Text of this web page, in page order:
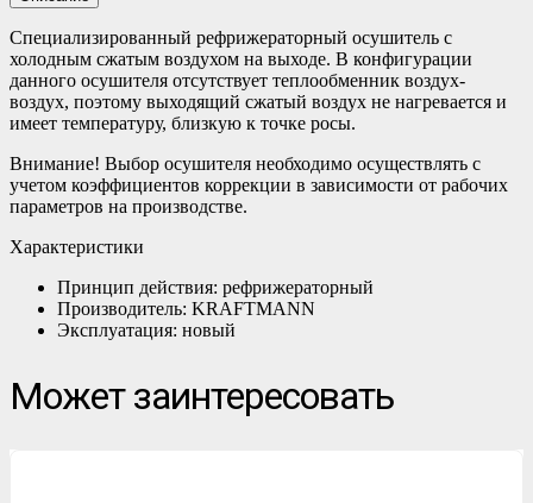
Специализированный рефрижераторный осушитель с
холодным сжатым воздухом на выходе. В конфигурации
данного осушителя отсутствует теплообменник воздух-
воздух, поэтому выходящий сжатый воздух не нагревается и
имеет температуру, близкую к точке росы.
Внимание! Выбор осушителя необходимо осуществлять с
учетом коэффициентов коррекции в зависимости от рабочих
параметров на производстве.
Характеристики
Принцип действия: рефрижераторный
Производитель: KRAFTMANN
Эксплуатация: новый
Может заинтересовать